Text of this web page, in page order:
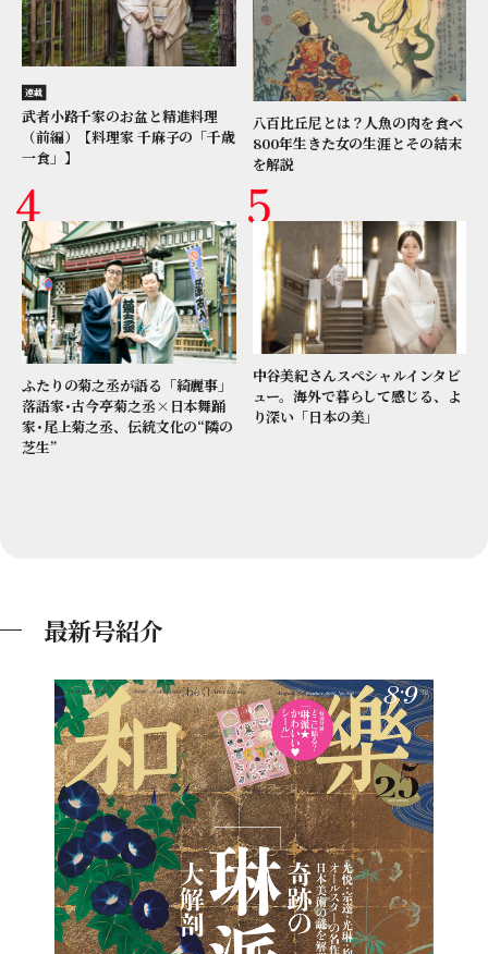
連載
武者小路千家のお盆と精進料理
（前編）【料理家 千麻子の「千歳
一食」】
八百比丘尼とは？人魚の肉を食べ
800年生きた女の生涯とその結末
を解説
ふたりの菊之丞が語る「綺麗事」
落語家･古今亭菊之丞×日本舞踊
家･尾上菊之丞、伝統文化の“隣の
芝生”
中谷美紀さんスペシャルインタビ
ュー。海外で暮らして感じる、よ
り深い「日本の美」
最新号紹介